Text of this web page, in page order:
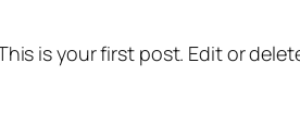
is your first post. Edit or